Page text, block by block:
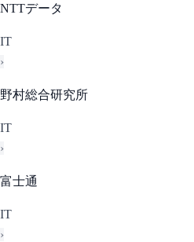
NTTデータ
IT
›
野村総合研究所
IT
›
富士通
IT
›